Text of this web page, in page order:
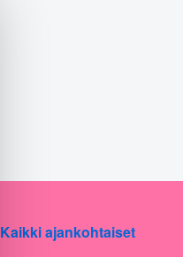
Kaikki ajankohtaiset